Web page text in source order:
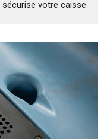
votre caisse